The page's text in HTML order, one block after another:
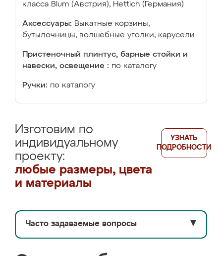
класса Blum (Австрия), Hettich (Германия)
Аксессуары: Выкатные корзины,
бутылочницы, волшебные уголки, карусели
Пристеночный плинтус, барные стойки и
навески, освещение : по каталогу
Ручки: по каталогу
Изготовим по
индивидуальному
проекту:
любые размеры, цвета
и материалы
УЗНАТЬ
ПОДРОБНОСТИ
Часто задаваемые вопросы ▼